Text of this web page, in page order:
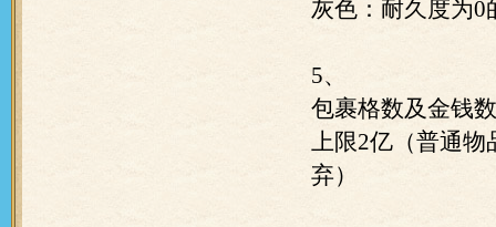
灰色：耐久度为0
5、
包裹格数及金钱
上限2亿（普通物
弃）